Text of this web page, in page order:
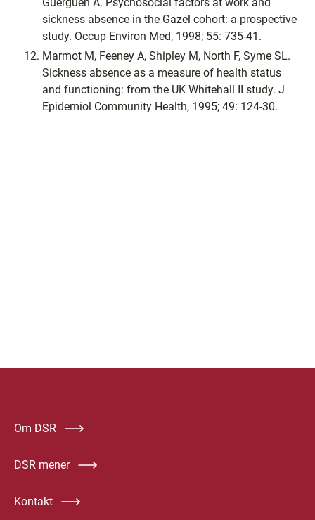
sickness absence in the Gazel cohort: a prospective
study. Occup Environ Med, 1998; 55: 735-41.
Marmot M, Feeney A, Shipley M, North F, Syme SL.
Sickness absence as a measure of health status
and functioning: from the UK Whitehall II study. J
Epidemiol Community Health, 1995; 49: 124-30.
Om DSR
DSR mener
Kontakt